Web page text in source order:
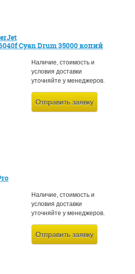
Cyan Drum 35000 копий
Наличие, стоимость и
условия доставки
уточняйте у менеджеров.
Отправить заявку
Наличие, стоимость и
условия доставки
уточняйте у менеджеров.
Отправить заявку